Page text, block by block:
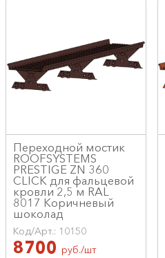
Переходной мостик
ROOFSYSTEMS
PRESTIGE ZN 360
CLICK для фальцевой
кровли 2,5 м RAL
8017 Коричневый
шоколад
Код/Арт.: 10150
8700 руб./шт